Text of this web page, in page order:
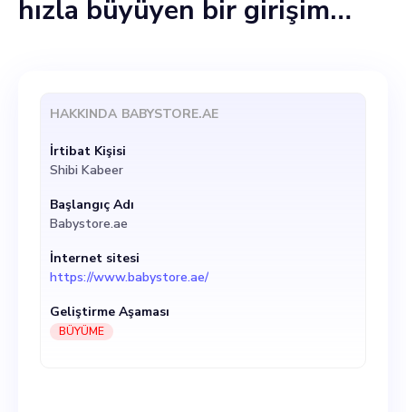
hızla büyüyen bir girişim
planlarımızı yönlendirmeye
yardımcı olabilecek bir
kurucu ortağı getirmek
istiyor. İdeal aday, teknoloji
odaklı firmaları
ölçeklendirmeye odaklanarak
e-ticaret endüstrisinde
önemli bir deneyim
HAKKINDA BABYSTORE.AE
İrtibat Kişisi
Shibi Kabeer
Başlangıç Adı
Babystore.ae
İnternet sitesi
https://www.babystore.ae/
Geliştirme Aşaması
BÜYÜME